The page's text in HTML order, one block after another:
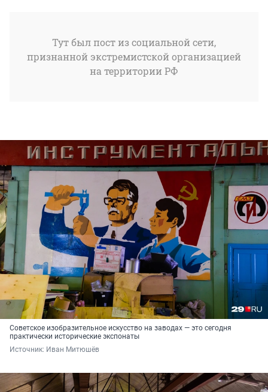
Тут был пост из социальной сети,
признанной экстремистской организацией
на территории РФ
Советское изобразительное искусство на заводах — это сегодня
практически исторические экспонаты
Источник: Иван Митюшёв